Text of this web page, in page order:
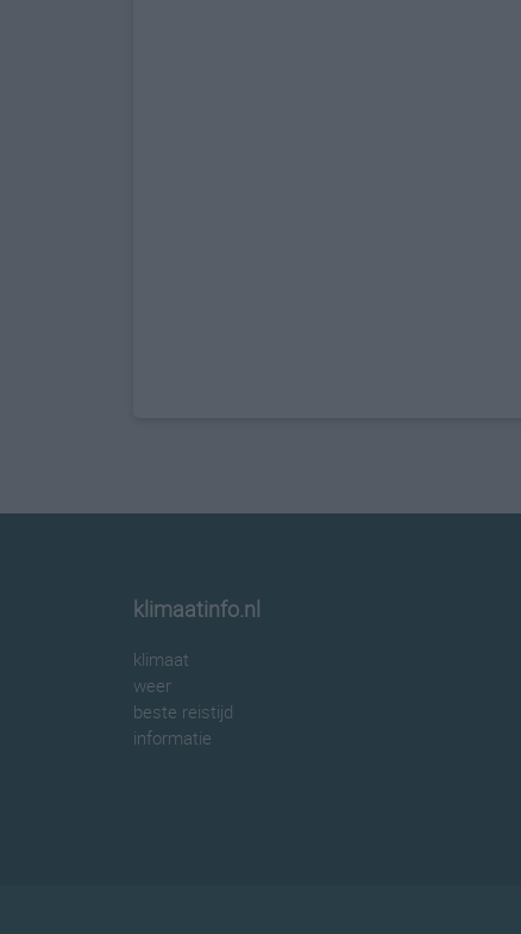
klimaatinfo.nl
klimaat
weer
beste reistijd
informatie